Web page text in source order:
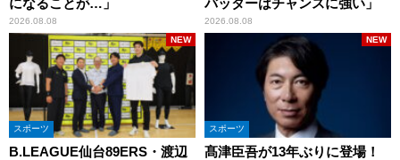
2026.08.08 2026.08.08
スポーツ
B.LEAGUE仙台89ERS・渡辺
NEW
スポーツ
髙津臣吾が13年ぶりに登場！
NEW